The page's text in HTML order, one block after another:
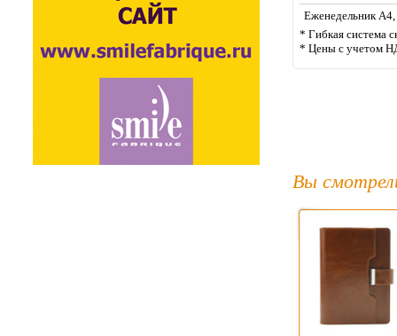
Еженедельник
* Гибкая система
* Цены с учетом
Вы